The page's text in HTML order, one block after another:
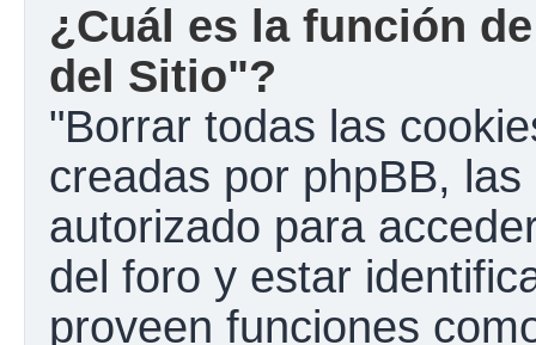
¿Cuál es la función
del Sitio"?
"Borrar todas las
creadas por phpBB,
autorizado para
del foro y estar
proveen funciones